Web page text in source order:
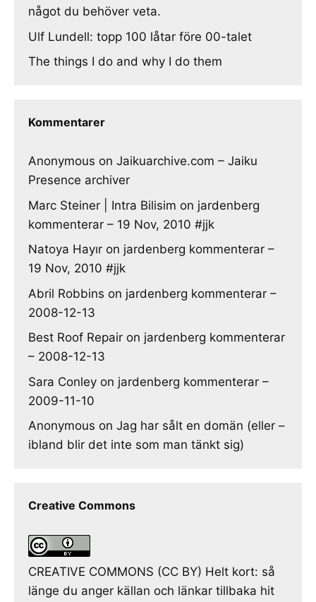
något du behöver veta.
Ulf Lundell: topp 100 låtar före 00-talet
The things I do and why I do them
Kommentarer
Anonymous on Jaikuarchive.com – Jaiku
Presence archiver
Marc Steiner | Intra Bilisim on jardenberg
kommenterar – 19 Nov, 2010 #jjk
Natoya Hayır on jardenberg kommenterar –
19 Nov, 2010 #jjk
Abril Robbins on jardenberg kommenterar –
2008-12-13
Best Roof Repair on jardenberg kommenterar
– 2008-12-13
Sara Conley on jardenberg kommenterar –
2009-11-10
Anonymous on Jag har sålt en domän (eller –
ibland blir det inte som man tänkt sig)
Creative Commons
CREATIVE COMMONS (CC BY) Helt kort: så
länge du anger källan och länkar tillbaka hit